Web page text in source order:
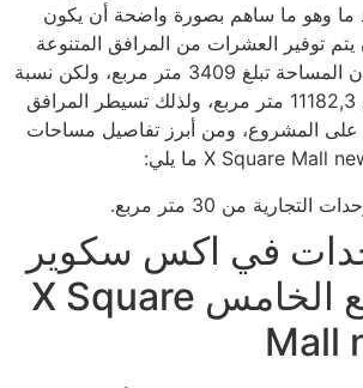
ما وهو ما ساهم بصورة واضحة أن يكون
توفير العشرات من المرافق المتنوعة
في المشروع، حيث أن المساحة تبلغ 3409 متر مربع، ولكن نسبة
الإنشاءات والبناء تبلغ 11182,3 متر مربع، ولذلك تسيطر المرافق
على المشروع، ومن أبرز تفاصيل مساحات
من 30 متر مربع.
في اكس سكوير
مول التجمع الخامس X Square
Mall